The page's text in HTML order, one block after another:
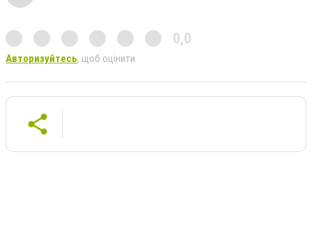
0,0
Авторизуйтесь, щоб оцінити